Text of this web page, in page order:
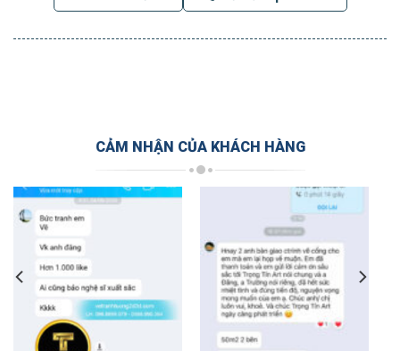
CẢM NHẬN CỦA KHÁCH HÀNG